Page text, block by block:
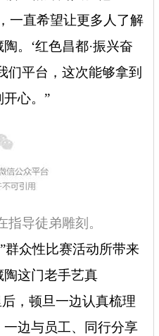
一直希望让更多人了解
。‘红色昌都·振兴奋
们平台，这次能够拿到
开心。”
指导徒弟雕刻 。
群众性比赛活动所带来
这门老手艺真
，顿旦一边认真梳理
边与员工、同行分享